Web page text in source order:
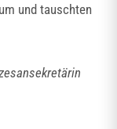
und tauschten